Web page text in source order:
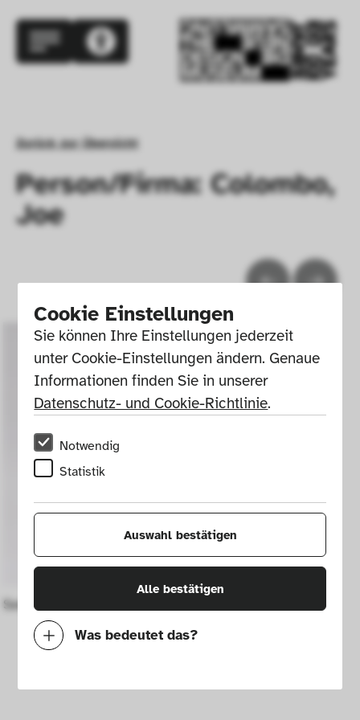
Cookie Einstellungen
Sie können Ihre Einstellungen jederzeit
unter Cookie-Einstellungen ändern. Genaue
Informationen finden Sie in unserer
Datenschutz- und Cookie-Richtlinie.
Notwendig
Statistik
Auswahl bestätigen
Alle bestätigen
Was bedeutet das?
Mit diesen Cookies können wir durch
Zurück zur Übersicht
Person/Firma: Colombo,
Joe
Sessel Roll